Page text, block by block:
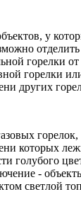
у
горелки
горелки
других
горелок,
которых
голубого
-
светлой